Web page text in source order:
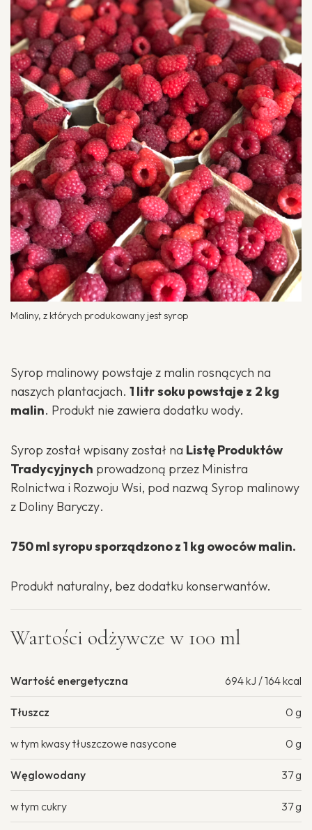
Maliny, z których produkowany jest syrop
Syrop malinowy powstaje z malin rosnących na
naszych plantacjach. 1 litrsoku powstaje z 2 kg
malin. Produkt nie zawiera dodatku wody.
Syrop został wpisany został na Listę Produktów
Tradycyjnych prowadzoną przez Ministra
Rolnictwa i Rozwoju Wsi, pod nazwą Syrop malinowy
z Doliny Baryczy.
750 ml syropu sporządzono z 1 kg owoców malin.
Produkt naturalny, bez dodatku konserwantów.
Wartości odżywcze w 100 ml
Wartość energetyczna 694 kJ / 164 kcal
Tłuszcz 0 g
w tym kwasy tłuszczowe nasycone 0 g
Węglowodany 37 g
w tym cukry 37 g